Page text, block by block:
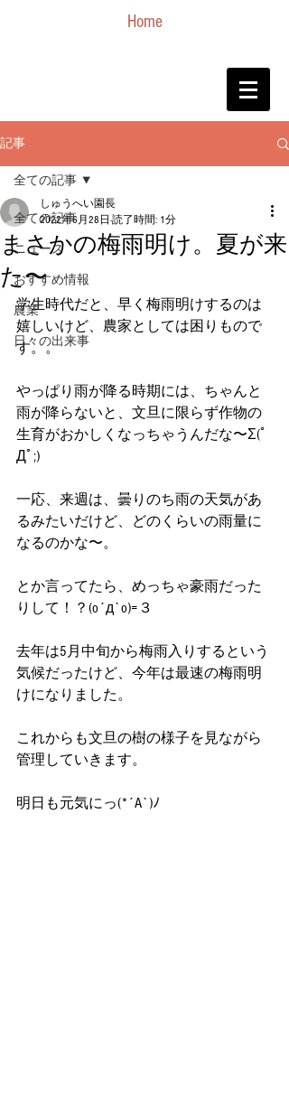
Home
記事
全ての記事
ニュース
おすすめ情報
農業
日々の出来事
全ての記事
まさかの梅雨明け。夏が来
た〜
しゅうへい園長
2022年6月28日 読了時間: 1分
学生時代だと、早く梅雨明けするのは
嬉しいけど、農家としては困りもので
す。。
やっぱり雨が降る時期には、ちゃんと
雨が降らないと、文旦に限らず作物の
生育がおかしくなっちゃうんだな〜Σ(ﾟ
Дﾟ;)
一応、来週は、曇りのち雨の天気があ
るみたいだけど、どのくらいの雨量に
なるのかな〜。
とか言ってたら、めっちゃ豪雨だった
りして！？(o´д`o)=３
去年は5月中旬から梅雨入りするという
気候だったけど、今年は最速の梅雨明
けになりました。
これからも文旦の樹の様子を見ながら
管理していきます。
明日も元気にっ(*´A`)ﾉ